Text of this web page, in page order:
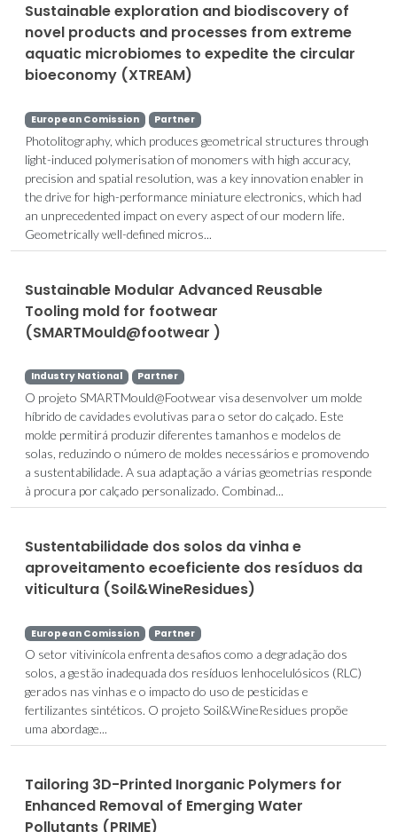
Sustainable exploration and biodiscovery of
novel products and processes from extreme
aquatic microbiomes to expedite the circular
bioeconomy (XTREAM)
European Comission Partner
Photolitography, which produces geometrical structures through
light-induced polymerisation of monomers with high accuracy,
precision and spatial resolution, was a key innovation enabler in
the drive for high-performance miniature electronics, which had
an unprecedented impact on every aspect of our modern life.
Geometrically well-defined micros...
Sustainable Modular Advanced Reusable
Tooling mold for footwear
(SMARTMould@footwear )
Industry National Partner
O projeto SMARTMould@Footwear visa desenvolver um molde
híbrido de cavidades evolutivas para o setor do calçado. Este
molde permitirá produzir diferentes tamanhos e modelos de
solas, reduzindo o número de moldes necessários e promovendo
a sustentabilidade. A sua adaptação a várias geometrias responde
à procura por calçado personalizado. Combinad...
Sustentabilidade dos solos da vinha e
aproveitamento ecoeficiente dos resíduos da
viticultura (Soil&WineResidues)
European Comission Partner
O setor vitivinícola enfrenta desafios como a degradação dos
solos, a gestão inadequada dos resíduos lenhocelulósicos (RLC)
gerados nas vinhas e o impacto do uso de pesticidas e
fertilizantes sintéticos. O projeto Soil&WineResidues propõe
uma abordage...
Tailoring 3D-Printed Inorganic Polymers for
Enhanced Removal of Emerging Water
Pollutants (PRIME)